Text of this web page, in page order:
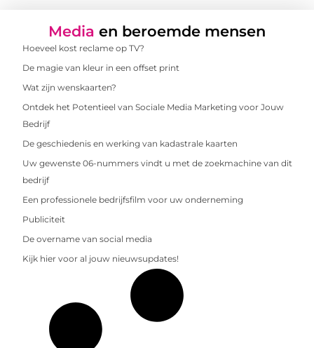
Media en beroemde mensen
Hoeveel kost reclame op TV?
De magie van kleur in een offset print
Wat zijn wenskaarten?
Ontdek het Potentieel van Sociale Media Marketing voor Jouw
Bedrijf
De geschiedenis en werking van kadastrale kaarten
Uw gewenste 06-nummers vindt u met de zoekmachine van dit
bedrijf
Een professionele bedrijfsfilm voor uw onderneming
Publiciteit
De overname van social media
Kijk hier voor al jouw nieuwsupdates!